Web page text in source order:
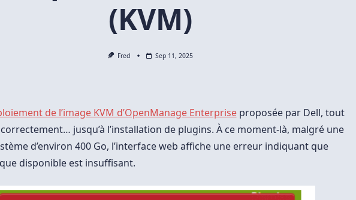
(KVM)
Fred Sep 11, 2025
de l’image KVM d’OpenManage Enterpriseproposée par Dell, tout
jusqu’à l’installation de plugins. À ce moment-là, malgré une
d’environ 400 Go, l’interface web affiche une erreur indiquant que
disponible est insuffisant.